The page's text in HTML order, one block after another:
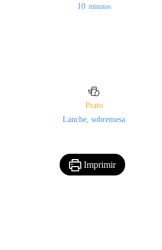
10minutos
minutos
Prato
Lanche, sobremesa
Imprimir